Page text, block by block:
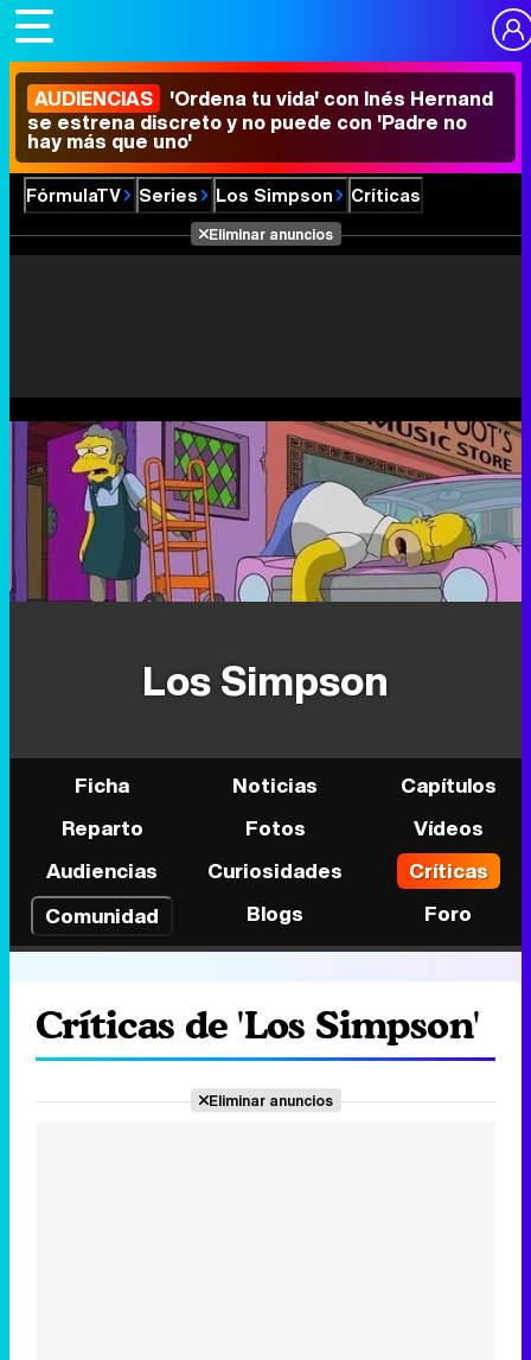
AUDIENCIAS 'Ordena tu vida' con Inés Hernand
se estrena discreto y no puede con 'Padre no
hay más que uno'
FórmulaTV Series Los Simpson Críticas
Eliminar anuncios
Los Simpson
Ficha Noticias
Capítulos
Reparto
Fotos
Vídeos
Audiencias
Curiosidades
Críticas
Comunidad
Blogs Foro
Críticas de 'Los Simpson'
Eliminar anuncios